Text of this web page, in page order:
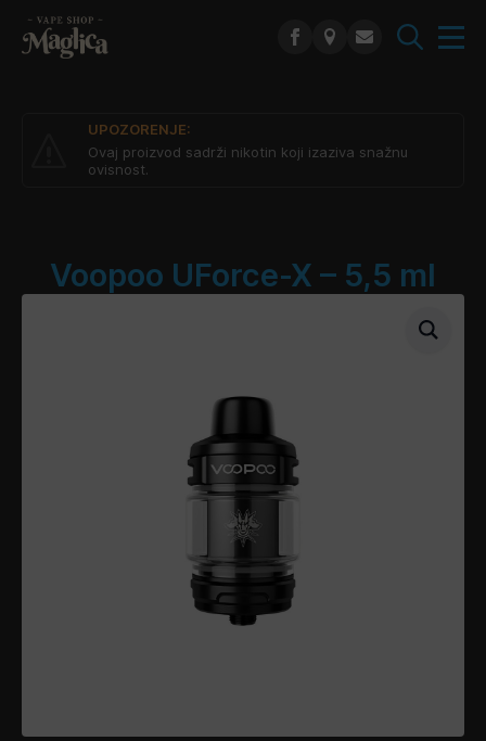
UPOZORENJE:
Ovaj proizvod sadrži nikotin koji izaziva snažnu
ovisnost.
Voopoo UForce-X – 5,5 ml